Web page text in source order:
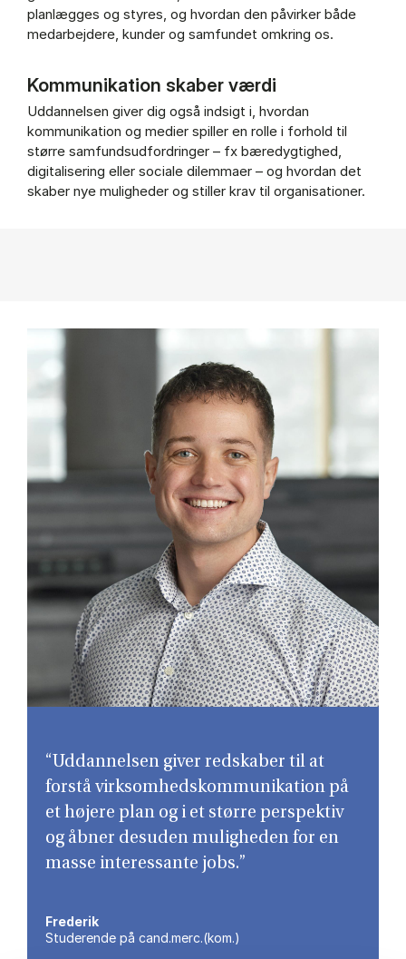
planlægges og styres, og hvordan den påvirker både
medarbejdere, kunder og samfundet omkring os.
Kommunikation skaber værdi
Uddannelsen giver dig også indsigt i, hvordan
kommunikation og medier spiller en rolle i forhold til
større samfundsudfordringer – fx bæredygtighed,
digitalisering eller sociale dilemmaer – og hvordan det
skaber nye muligheder og stiller krav til organisationer.
“Uddannelsen giver redskaber til at
forstå virksomhedskommunikation på
et højere plan og i et større perspektiv
og åbner desuden muligheden for en
masse interessante jobs.”
Frederik
Studerende på cand.merc.(kom.)